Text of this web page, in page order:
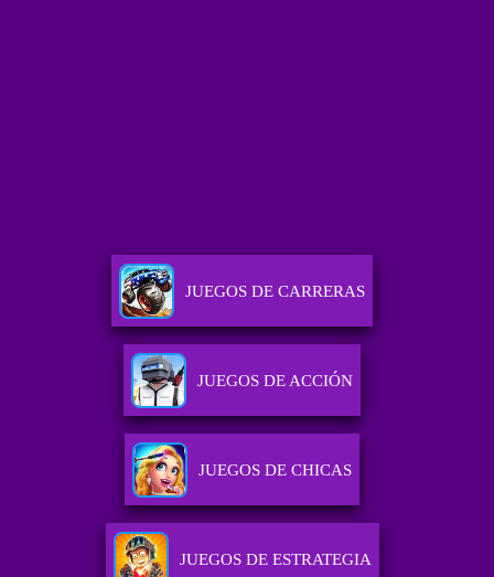
JUEGOS DE CARRERAS
JUEGOS DE ACCIÓN
JUEGOS DE CHICAS
JUEGOS DE ESTRATEGIA